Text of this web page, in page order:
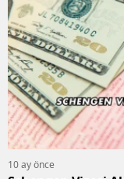
10 ay önce